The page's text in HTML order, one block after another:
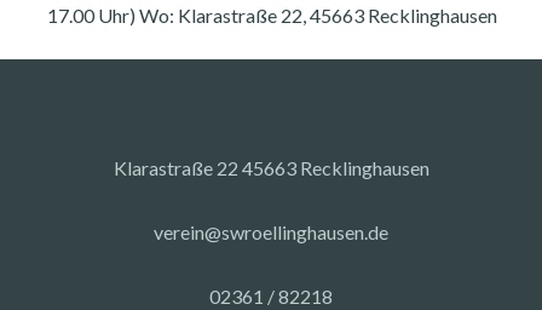
17.00 Uhr) Wo: Klarastraße 22, 45663 Recklinghausen
Klarastraße 22 45663 Recklinghausen
verein@swroellinghausen.de
02361 / 82218